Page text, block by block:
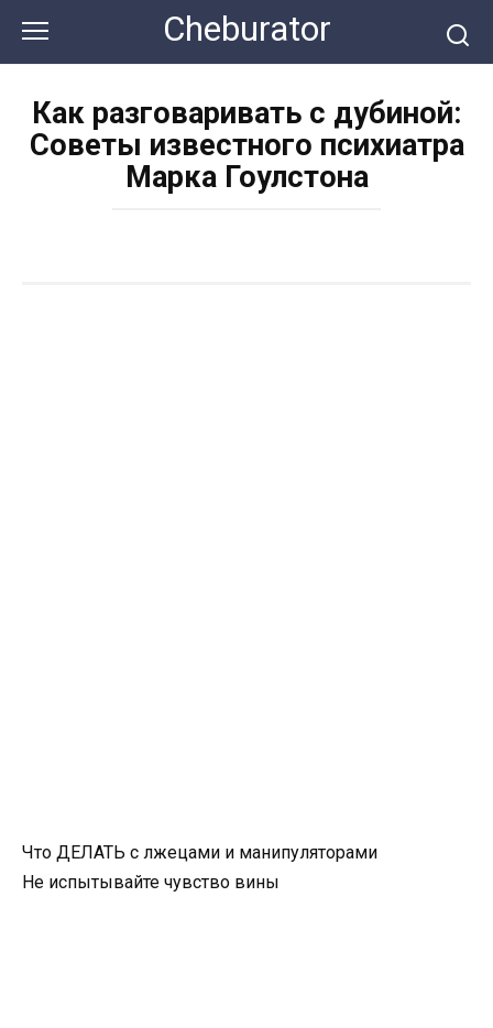
контенту
Cheburator
Как разговаривать с дубиной:
Советы известного психиатра
Марка Гоулстона
Что ДЕЛАТЬ с лжецами и манипуляторами
Не испытывайте чувство вины